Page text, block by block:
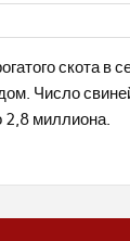
скота
Число
2,8 миллиона.